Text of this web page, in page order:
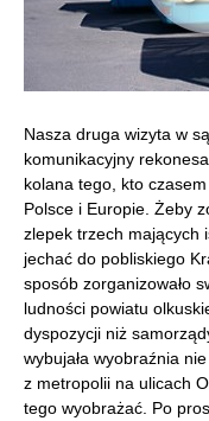
Nasza druga wizyta w
komunikacyjny
kolana tego, kto
Polsce i Europie. Żeby
zlepek trzech mających
jechać do pobliskiego
sposób zorganizowało
ludności powiatu
dyspozycji niż
wybujała wyobraźnia
z metropolii na ulicach
tego wyobrażać. Po